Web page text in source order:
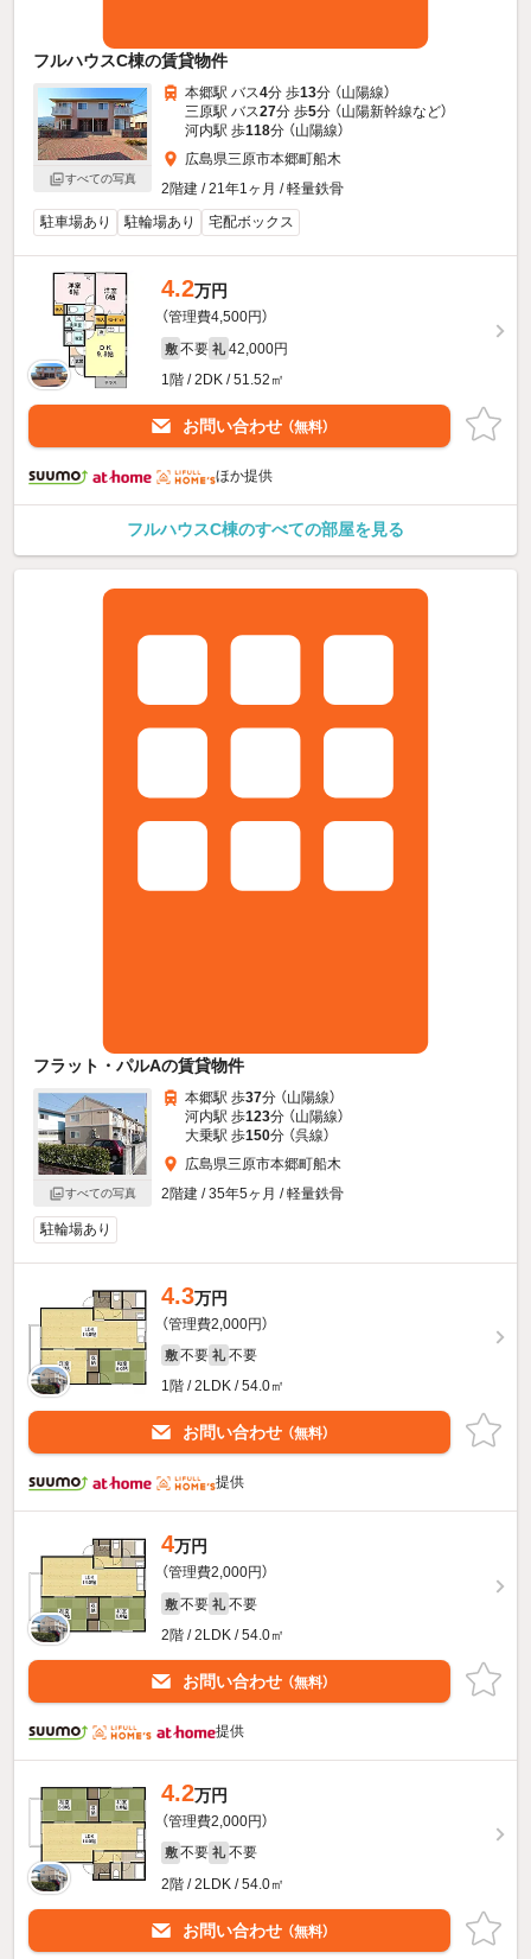
フルハウスC棟の賃貸物件
すべての写真
本郷駅 バス4分 歩13分 （山陽線）
三原駅 バス27分 歩5分 （山陽新幹線など）
河内駅 歩118分 （山陽線）
広島県三原市本郷町船木
2階建 / 21年1ヶ月 / 軽量鉄骨
駐車場あり
駐輪場あり 宅配ボックス
4.2万円
（管理費4,500円）
敷 不要 礼 42,000円
1階 / 2DK / 51.52㎡
お問い合わせ （無料）
ほか提供
フルハウスC棟のすべての部屋を見る
フラット・パルAの賃貸物件
すべての写真
本郷駅 歩37分 （山陽線）
河内駅 歩123分 （山陽線）
大乗駅 歩150分 （呉線）
広島県三原市本郷町船木
2階建 / 35年5ヶ月 / 軽量鉄骨
駐輪場あり
4.3万円
（管理費2,000円）
敷 不要 礼 不要
1階 / 2LDK / 54.0㎡
お問い合わせ （無料）
提供
4万円
（管理費2,000円）
敷 不要 礼 不要
2階 / 2LDK / 54.0㎡
お問い合わせ （無料）
提供
4.2万円
（管理費2,000円）
敷 不要 礼 不要
2階 / 2LDK / 54.0㎡
お問い合わせ （無料）